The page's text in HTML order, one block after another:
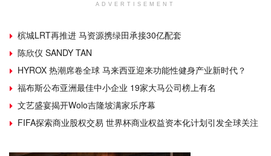
ADVERTISEMENT
槟城LRT再推进 马资源携绿田承接30亿配套
陈欣仪 SANDY TAN
HYROX 热潮席卷全球 马来西亚迎来功能性健身产业新时代？
福布斯公布亚洲最佳中小企业 19家大马公司榜上有名
文艺盛宴揭开Wolo吉隆坡满家乐序幕
FIFA探索商业股权交易 世界杯商业权益资本化计划引发全球关注